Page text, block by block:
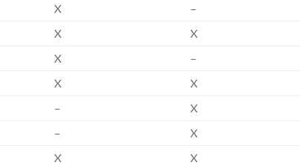
X
–
X
X
X
–
X
X
–
X
–
X
X
X